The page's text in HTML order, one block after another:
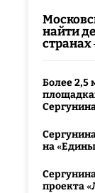
найти
Более 2,5
на
проекта